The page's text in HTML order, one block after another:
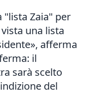
"lista Zaia" per
una lista
afferma
il
sarà scelto
del